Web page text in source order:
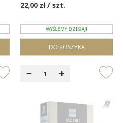
22,00 zł / szt.
WYŚLEMY DZISIAJ!
DO KOSZYKA